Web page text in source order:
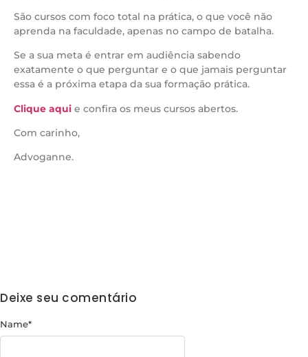
São cursos com foco total na prática, o que você não
aprenda na faculdade, apenas no campo de batalha.
Se a sua meta é entrar em audiência sabendo
exatamente o que perguntar e o que jamais perguntar
essa é a próxima etapa da sua formação prática.
Clique aqui e confira os meus cursos abertos.
Com carinho,
Advoganne.
Deixe seu comentário
Name*